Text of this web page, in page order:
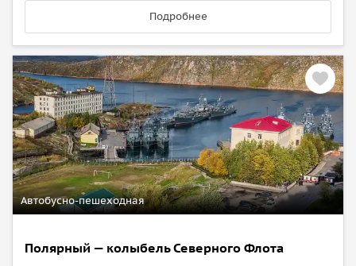
Подробнее
Автобусно-пешеходная
Полярный — колыбель Северного Флота